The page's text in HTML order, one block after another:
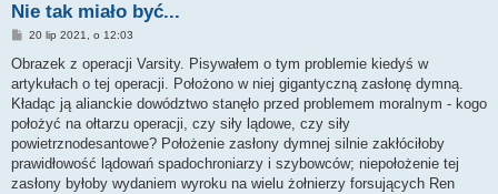
Nie tak miało być...
P
s
20 lip 2021, o 12:03
Obrazek z operacji Varsity. Pisywałem o tym problemie kiedyś w
artykułach o tej operacji. Położono w niej gigantyczną zasłonę dymną.
Kładąc ją alianckie dowództwo stanęło przed problemem moralnym - kogo
położyć na ołtarzu operacji, czy siły lądowe, czy siły
powietrznodesantowe? Położenie zasłony dymnej silnie zakłóciłoby
prawidłowość lądowań spadochroniarzy i szybowców; niepołożenie tej
zasłony byłoby wydaniem wyroku na wielu żołnierzy forsujących Ren